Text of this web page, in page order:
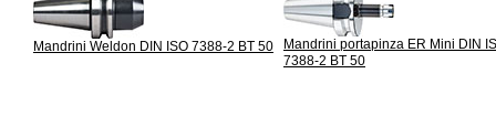
Mandrini Weldon DIN ISO 7388-2 BT 50
Mandrini portapinza ER Mini DIN
7388-2 BT 50